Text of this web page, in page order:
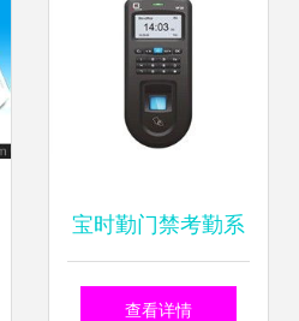
宝时勤门禁考勤系
统全方位解析 报
查看详情